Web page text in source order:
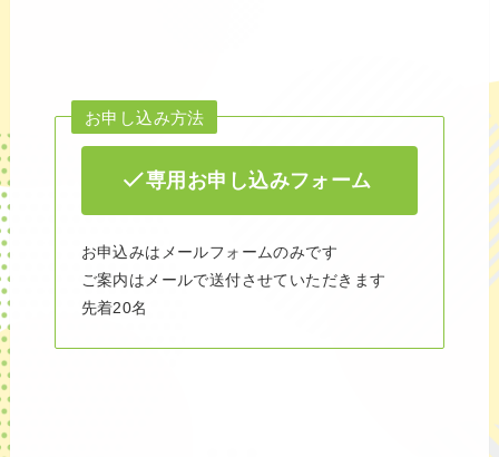
お申し込み方法
専用お申し込みフォーム
お申込みはメールフォームのみです
ご案内はメールで送付させていただきます
先着20名